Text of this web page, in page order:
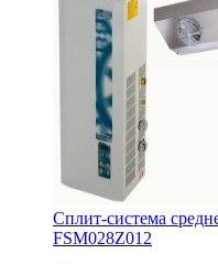
Сплит-система
FSM028Z012